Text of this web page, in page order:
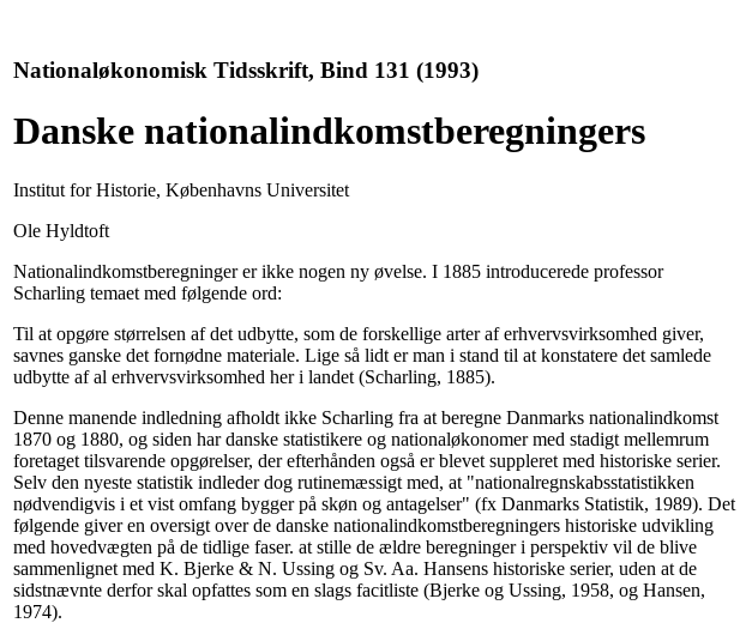
Nationaløkonomisk Tidsskrift, Bind 131 (1993)
Danske nationalindkomstberegningers
Institut for Historie, Københavns Universitet
Ole Hyldtoft
Nationalindkomstberegninger er ikke nogen ny øvelse. I 1885 introducerede professor
Scharling temaet med følgende ord:
Til at opgøre størrelsen af det udbytte, som de forskellige arter af erhvervsvirksomhed giver,
savnes ganske det fornødne materiale. Lige så lidt er man i stand til at konstatere det samlede
udbytte af al erhvervsvirksomhed her i landet (Scharling, 1885).
Denne manende indledning afholdt ikke Scharling fra at beregne Danmarks nationalindkomst
1870 og 1880, og siden har danske statistikere og nationaløkonomer med stadigt mellemrum
foretaget tilsvarende opgørelser, der efterhånden også er blevet suppleret med historiske serier.
Selv den nyeste statistik indleder dog rutinemæssigt med, at "nationalregnskabsstatistikken
nødvendigvis i et vist omfang bygger på skøn og antagelser" (fx Danmarks Statistik, 1989). Det
følgende giver en oversigt over de danske nationalindkomstberegningers historiske udvikling
med hovedvægten på de tidlige faser. at stille de ældre beregninger i perspektiv vil de blive
sammenlignet med K. Bjerke & N. Ussing og Sv. Aa. Hansens historiske serier, uden at de
sidstnævnte derfor skal opfattes som en slags facitliste (Bjerke og Ussing, 1958, og Hansen,
1974).